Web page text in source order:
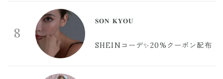
8
𝐒𝐎𝐍 𝐊𝐘𝐎𝐔
SHEINコーデ✨20%クーポン配布